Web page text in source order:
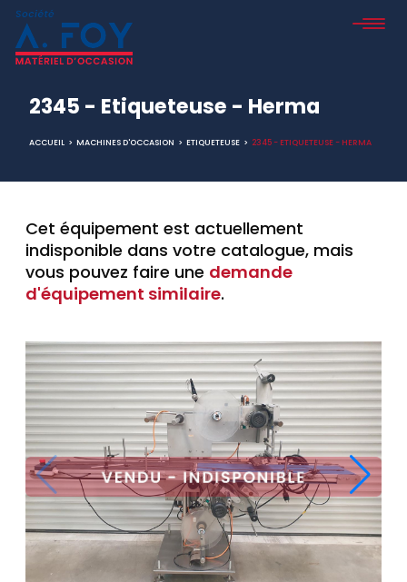
2345 - Etiqueteuse - Herma
ACCUEIL > MACHINES D'OCCASION > ETIQUETEUSE > 2345 - ETIQUETEUSE - HERMA
Cet équipement est actuellement
indisponible dans votre catalogue, mais
vous pouvez faire une demande
d'équipement similaire.